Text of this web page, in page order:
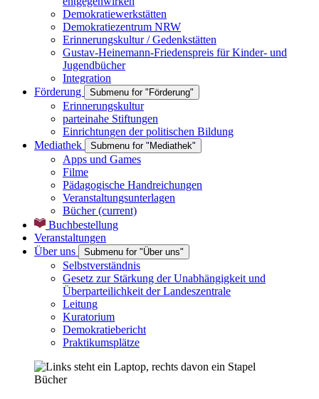
Demokratiewerkstätten
Demokratiezentrum NRW
Erinnerungskultur / Gedenkstätten
Gustav-Heinemann-Friedenspreis für Kinder- und
Jugendbücher
Integration
Förderung
Submenu for "Förderung"
Erinnerungskultur
parteinahe Stiftungen
Einrichtungen der politischen Bildung
Mediathek
Submenu for "Mediathek"
Apps und Games
Filme
Pädagogische Handreichungen
Veranstaltungsunterlagen
Bücher(current)
Buchbestellung
Veranstaltungen
Über uns
Submenu for "Über uns"
Selbstverständnis
Gesetz zur Stärkung der Unabhängigkeit und
Überparteilichkeit der Landeszentrale
Leitung
Kuratorium
Demokratiebericht
Praktikumsplätze